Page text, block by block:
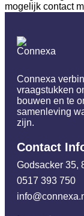
mogelijk contact
Connexa
vraagstukken
bouwen en te
samenleving
zijn.
Contact
Godsacker 35,
0517 393 750